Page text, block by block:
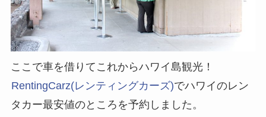
ここで車を借りてこれからハワイ島観光！
RentingCarz(レンティングカーズ)でハワイのレン
タカー最安値のところを予約しました。